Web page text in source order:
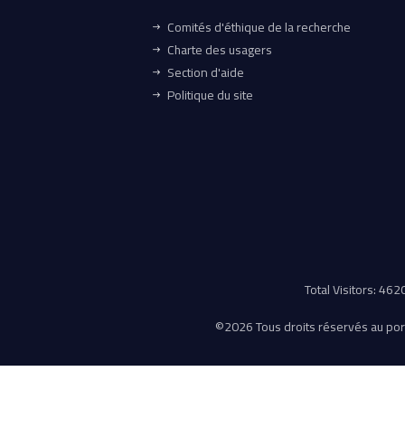
Comités d'éthique de la recherche
Charte des usagers
Section d'aide
Politique du site
Total Visitors:
©2026 Tous droits réservés au